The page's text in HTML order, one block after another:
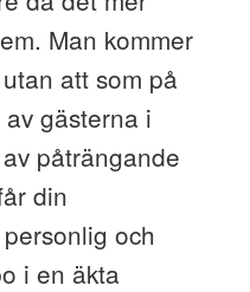
Man kommer
att som på
gästerna i
påträngande
din
och
i en äkta